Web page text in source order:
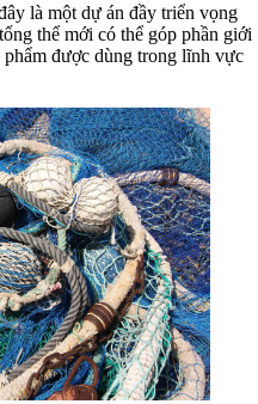
là một dự án đầy triển vọng
thể mới có thể góp phần giới
phẩm được dùng trong lĩnh vực